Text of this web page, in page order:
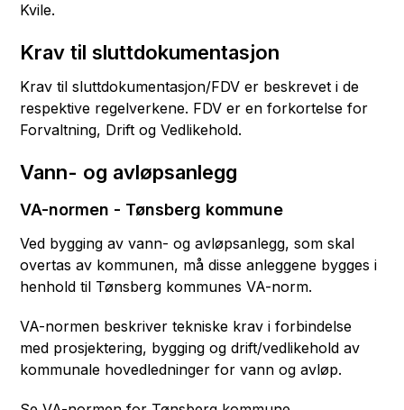
Kvile.
Krav til sluttdokumentasjon
Krav til sluttdokumentasjon/FDV er beskrevet i de
respektive regelverkene. FDV er en forkortelse for
Forvaltning, Drift og Vedlikehold.
Vann- og avløpsanlegg
VA-normen - Tønsberg kommune
Ved bygging av vann- og avløpsanlegg, som skal
overtas av kommunen, må disse anleggene bygges i
henhold til Tønsberg kommunes VA-norm.
VA-normen beskriver tekniske krav i forbindelse
med prosjektering, bygging og drift/vedlikehold av
kommunale hovedledninger for vann og avløp.